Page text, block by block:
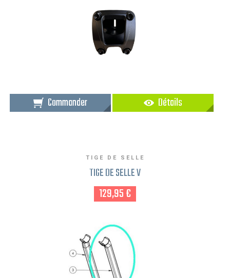
Commander Détails
TIGE DE SELLE
TIGE DE SELLE V
129,95 €